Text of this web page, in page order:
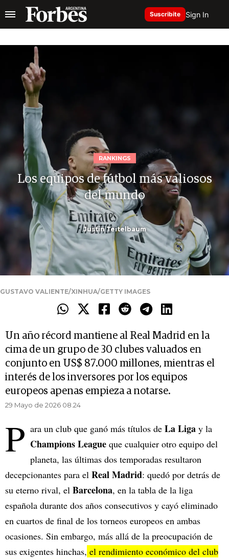
Suscribite Sign In
RANKINGS
Los equipos de fútbol más valiosos
del mundo
Justin Teitelbaum
GUSTAVO VALIENTE/XINHUA/GETTY IMAGES
Un año récord mantiene al Real Madrid en la
cima de un grupo de 30 clubes valuados en
conjunto en US$ 87.000 millones, mientras el
interés de los inversores por los equipos
europeos apenas empieza a notarse.
29 Mayo de 2026 08.24
P ara un club que ganó más títulos de La Liga y la
Champions League que cualquier otro equipo del
planeta, las últimas dos temporadas resultaron
decepcionantes para el Real Madrid: quedó por detrás de
su eterno rival, el Barcelona, en la tabla de la liga
española durante dos años consecutivos y cayó eliminado
en cuartos de final de los torneos europeos en ambas
ocasiones. Sin embargo, más allá de la preocupación de
sus exigentes hinchas, el rendimiento económico del club